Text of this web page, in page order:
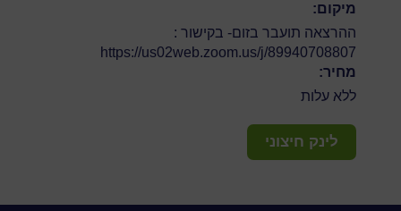
מיקום:
ההרצאה תועבר בזום- בקישור :
https://us02web.zoom.us/j/89940708807
מחיר:
ללא עלות
לינק חיצוני